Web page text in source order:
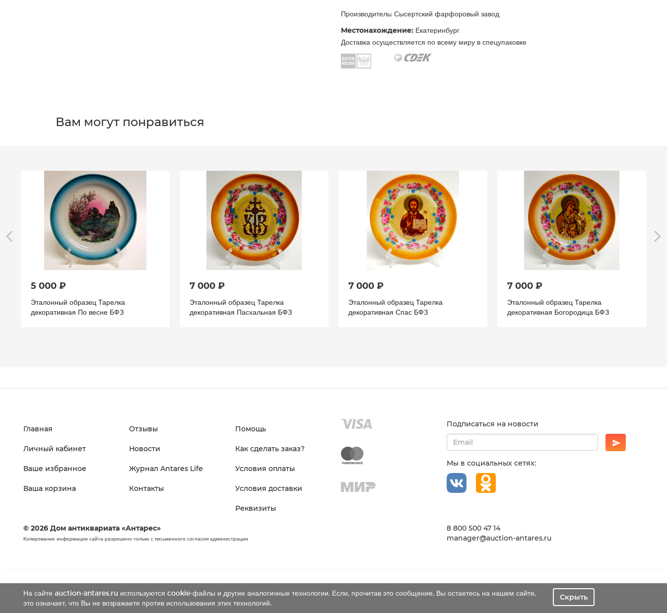
Производитель: Сысертский фарфоровый завод
Местонахождение: Екатеринбург
Доставка осуществляется по всему миру в спецупаковке
Вам могут понравиться
5 000 ₽
Эталонный образец Тарелка
декоративная По весне БФЗ
7 000 ₽
Эталонный образец Тарелка
декоративная Пасхальная БФЗ
7 000 ₽
Эталонный образец Тарелка
декоративная Спас БФЗ
7 000 ₽
Эталонный образец Тарелка
декоративная Богородица БФЗ
На сайте auction-antares.ru используются cookie-файлы и другие аналогичные технологии. Если, прочитав это сообщение, Вы остаетесь на нашем сайте,
это означает, что Вы не возражаете против использования этих технологий.
Скрыть
Главная
Личный кабинет
Ваше избранное
Ваша корзина
Отзывы
Новости
Журнал Antares Life
Контакты
Помощь
Как сделать заказ?
Условия оплаты
Условия доставки
Реквизиты
Подписаться на новости
Мы в социальных сетях:
© 2026 Дом антиквариата «Антарес»
Копирование информации сайта разрешено только с письменного согласия администрации
8 800 500 47 14
manager@auction-antares.ru